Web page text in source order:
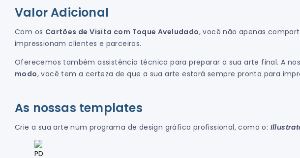
Valor Adicional
Com os Cartões de Visita com Toque Aveludado, você não apenas
impressionam clientes e parceiros.
Oferecemos também assistência técnica para preparar a sua arte final. A
modo, você tem a certeza de que a sua arte estará sempre pronta para
As nossas templates
Crie a sua arte num programa de design gráfico profissional, como o: